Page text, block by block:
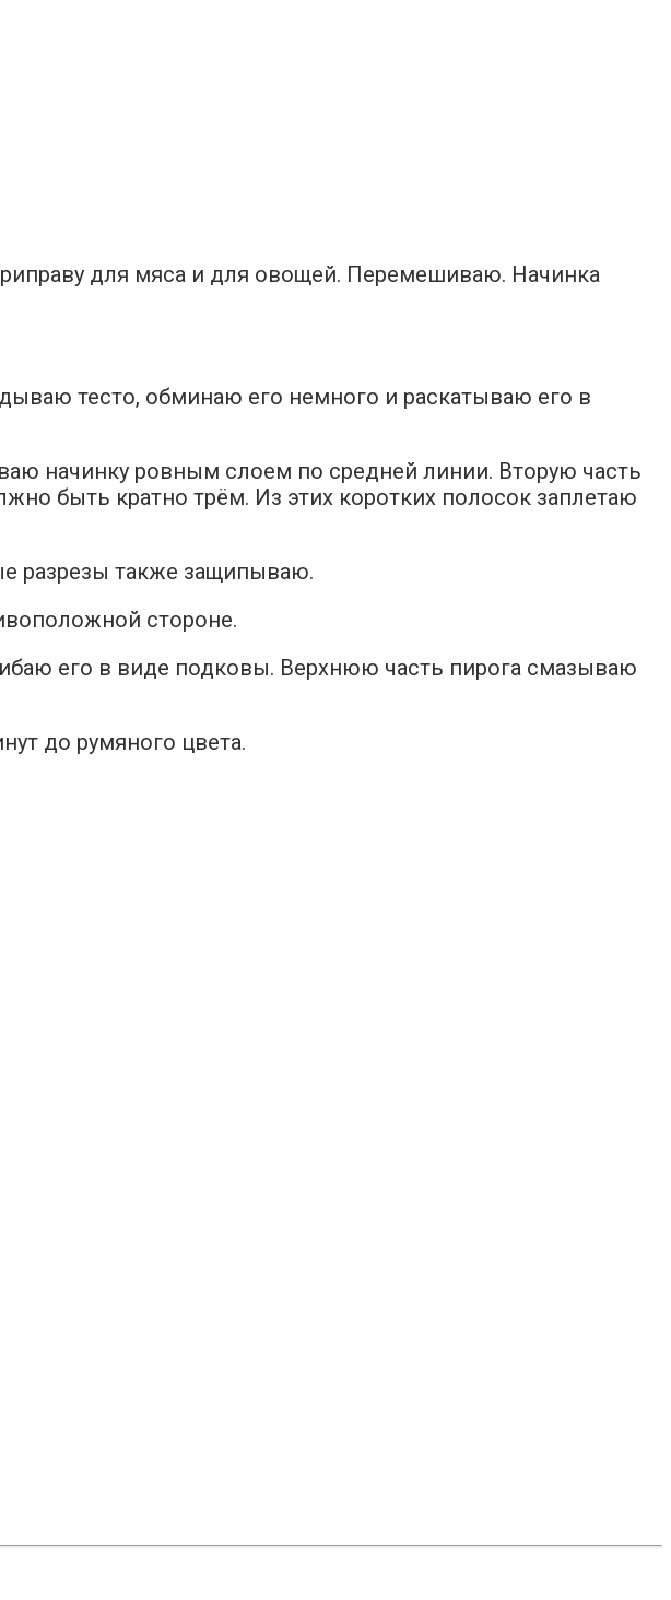
для мяса и для овощей. Перемешиваю. Начинка
тесто, обминаю его немного и раскатываю его в
начинку ровным слоем по средней линии. Вторую часть
быть кратно трём. Из этих коротких полосок заплетаю
разрезы также защипываю.
стороне.
его в виде подковы. Верхнюю часть пирога смазываю
до румяного цвета.